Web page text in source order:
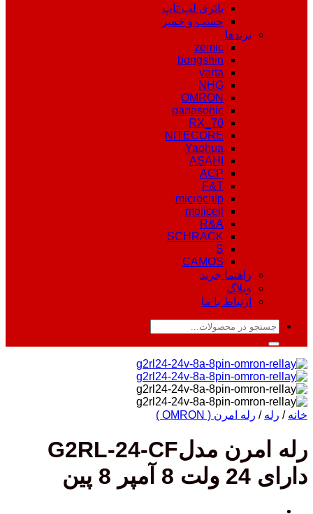
باتری لپ تاپ
چسب و خمیر
برندها
zemic
bongshin
varta
NHG
OMRON
panasonic
RX_70
NITECORE
Yaohua
ASAHI
ACP
F&T
microchip
molicell
R&A
SCHRACK
S
CAMOS
راهنما خرید
وبلاگ
ارتباط با ما
جستجو
خانه / رله / رله امرن ( OMRON )
رله امرن مدلG2RL-24-CF
دارای 24 ولت 8 آمپر 8 پین